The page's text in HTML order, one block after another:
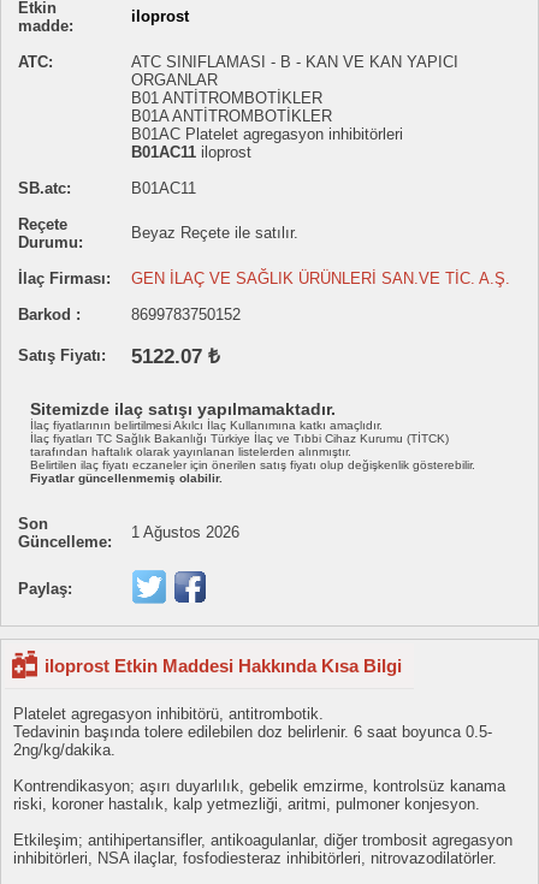
Etkin
madde:
iloprost
ATC:
ATC SINIFLAMASI - B - KAN VE KAN YAPICI
ORGANLAR
B01 ANTİTROMBOTİKLER
B01A ANTİTROMBOTİKLER
B01AC Platelet agregasyon inhibitörleri
B01AC11 iloprost
SB.atc:
B01AC11
Reçete
Durumu:
Beyaz Reçete ile satılır.
İlaç Firması:
GEN İLAÇ VE SAĞLIK ÜRÜNLERİ SAN.VE TİC. A.Ş.
Barkod :
8699783750152
Satış Fiyatı: 5122.07 ₺
Sitemizde ilaç satışı yapılmamaktadır.
İlaç fiyatlarının belirtilmesi Akılcı İlaç Kullanımına katkı amaçlıdır.
İlaç fiyatları TC Sağlık Bakanlığı Türkiye İlaç ve Tıbbi Cihaz Kurumu (TİTCK)
tarafından haftalık olarak yayınlanan listelerden alınmıştır.
Belirtilen ilaç fiyatı eczaneler için önerilen satış fiyatı olup değişkenlik gösterebilir.
Fiyatlar güncellenmemiş olabilir.
Son
Güncelleme:
1 Ağustos 2026
Paylaş:
iloprost Etkin Maddesi Hakkında Kısa Bilgi
Platelet agregasyon inhibitörü, antitrombotik.
Tedavinin başında tolere edilebilen doz belirlenir. 6 saat boyunca 0.5-
2ng/kg/dakika.
Kontrendikasyon; aşırı duyarlılık, gebelik emzirme, kontrolsüz kanama
riski, koroner hastalık, kalp yetmezliği, aritmi, pulmoner konjesyon.
Etkileşim; antihipertansifler, antikoagulanlar, diğer trombosit agregasyon
inhibitörleri, NSA ilaçlar, fosfodiesteraz inhibitörleri, nitrovazodilatörler.